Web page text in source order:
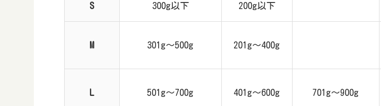
S 300g以下 200g以下
M 301g～500g 201g～400g
L 501g～700g 401g～600g 701g～900g